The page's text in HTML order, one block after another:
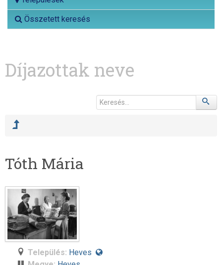
Összetett keresés
Díjazottak neve
Tóth Mária
Település: Heves